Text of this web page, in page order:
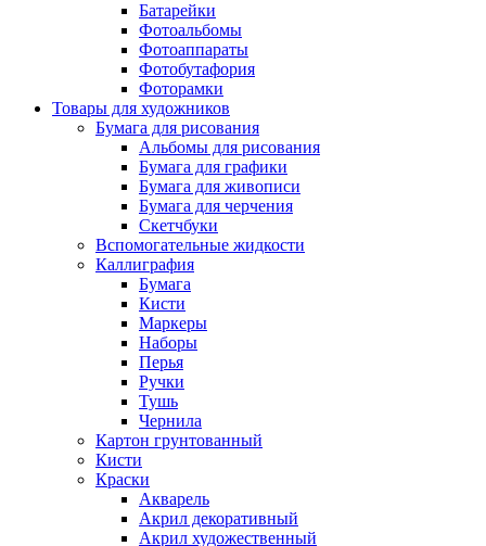
Батарейки
Фотоальбомы
Фотоаппараты
Фотобутафория
Фоторамки
Товары для художников
Бумага для рисования
Альбомы для рисования
Бумага для графики
Бумага для живописи
Бумага для черчения
Скетчбуки
Вспомогательные жидкости
Каллиграфия
Бумага
Кисти
Маркеры
Наборы
Перья
Ручки
Тушь
Чернила
Картон грунтованный
Кисти
Краски
Акварель
Акрил декоративный
Акрил художественный